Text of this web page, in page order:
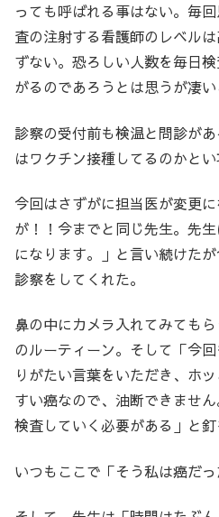
っても呼ばれる事はない。毎
査の注射する看護師のレベル
ずない。恐ろしい人数を毎日
がるのであろうとは思うが凄い
診察の受付前も検温と問診が
はワクチン接種してるのかとい
今回はさずがに担当医が変更
が！！今までと同じ先生。先
になります。」と言い続けた
診察をしてくれた。
鼻の中にカメラ入れてみても
のルーティーン。そして「今
りがたい言葉をいただき、ホ
すい癌なので、油断できませ
検査していく必要がある」と釘
いつもここで「そう私は癌だっ